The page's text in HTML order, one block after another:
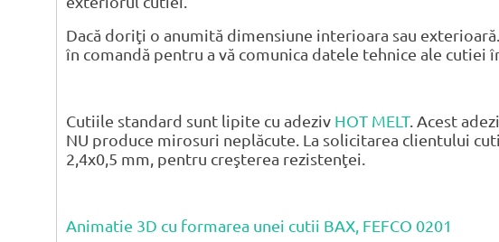
Dacă doriţi o anumită dimensiune interioara sau
în comandă pentru a vă comunica datele tehnice ale cutiei
Cutiile standard sunt lipite cu adeziv HOT MELT. Acest
NU produce mirosuri neplăcute. La solicitarea clientului
2,4x0,5 mm, pentru creşterea rezistenţei.
Animatie 3D cu formarea unei cutii BAX, FEFCO 0201